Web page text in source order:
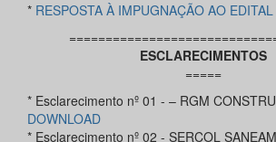
* RESPOSTA À IMPUGNAÇÃO AO EDITAL
ESCLARECIMENTOS
=====
* Esclarecimento nº 01 - – RGM
DOWNLOAD
* Esclarecimento nº 02 - SERCOL